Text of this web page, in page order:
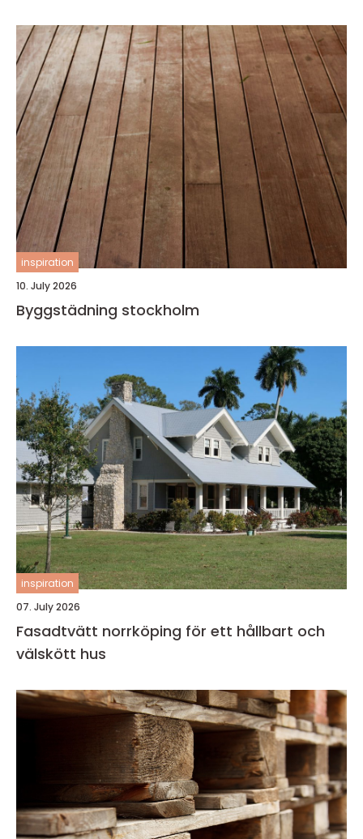
inspiration
10. July 2026
Byggstädning stockholm
inspiration
07. July 2026
Fasadtvätt norrköping för ett hållbart och
välskött hus